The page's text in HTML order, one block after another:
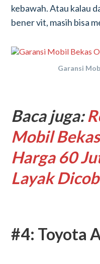
kebawah. Atau kalau
bener vit, masih bisa
Garansi
Baca juga:
Mobil
Harga 60
Layak
#4: Toyota